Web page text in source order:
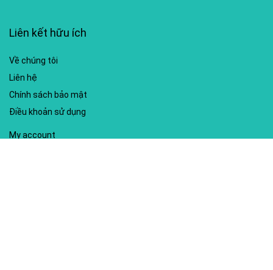
Liên kết hữu ích
Về chúng tôi
Liên hệ
Chính sách bảo mật
Điều khoản sử dụng
My account